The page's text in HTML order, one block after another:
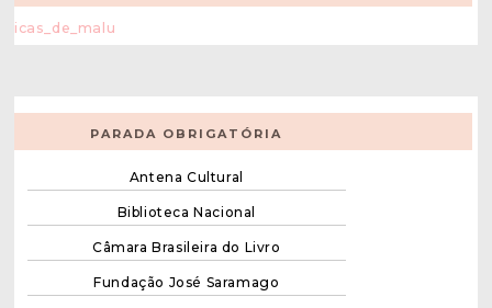
PARADA OBRIGATÓRIA
Antena Cultural
Biblioteca Nacional
Câmara Brasileira do Livro
Fundação José Saramago